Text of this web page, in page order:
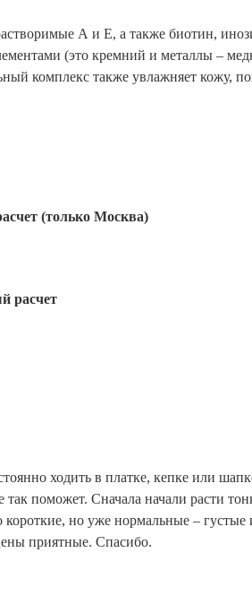
А и Е, а также биотин,
(это кремний и металлы –
комплекс также увлажняет кожу,
(только Москва)
расчет
ходить в платке, кепке или
так поможет. Сначала начали расти
но уже нормальные – густые
приятные. Спасибо.